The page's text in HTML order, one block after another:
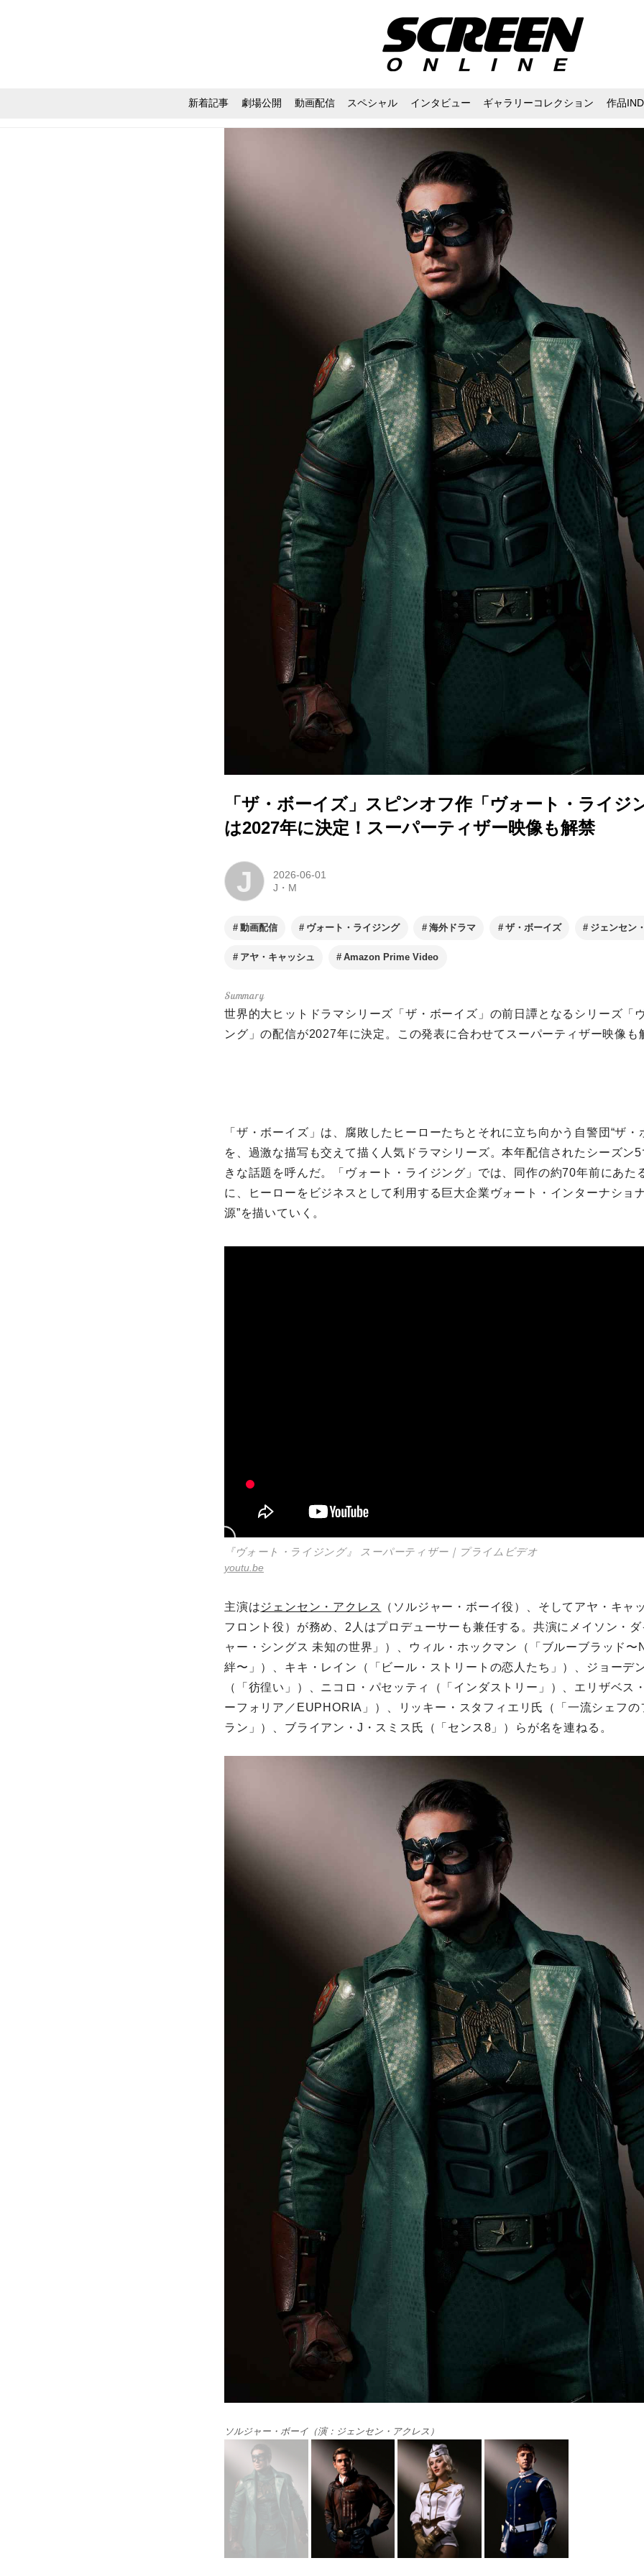
新着記事 劇場公開 動画配信 スペシャル インタビュー ギャラリーコレクション 作品
「ザ・ボーイズ」スピンオフ作「ヴォート・ライジ
は2027年に決定！スーパーティザー映像も解禁
J
2026-06-01
J・M
動画配信 ヴォート・ライジング 海外ドラマ ザ・ボーイズ ジェンセン
アヤ・キャッシュ Amazon Prime Video
世界的大ヒットドラマシリーズ「ザ・ボーイズ 」の前日譚となるシリーズ「
ング 」の配信が2027年に決定。この発表に合わせてスーパーティザー映像も
「ザ・ボーイズ」は、腐敗したヒーローたちとそれに立ち向かう自警団“ザ・
を、過激な描写も交えて描く人気ドラマシリーズ。本年配信されたシーズン
きな話題を呼んだ。「ヴォート・ライジング」では、同作の約70年前にあた
に、ヒーローをビジネスとして利用する巨大企業ヴォート・インターナショ
源”を描いていく。
『ヴォート・ライジング』 スーパーティザー｜プライムビデオ
youtu.be
主演はジェンセン・アクレス
（ソルジャー・ボーイ役）、そしてアヤ・キャ
フロント役）が務め、2人はプロデューサーも兼任する。共演にメイソン・
ャー・シングス 未知の世界」）、ウィル・ホックマン（「ブルーブラッド〜
絆〜」）、キキ・レイン（「ビール・ストリートの恋人たち」）、ジョーデ
（「彷徨い」）、ニコロ・パセッティ（「インダストリー」）、エリザベス
ーフォリア／EUPHORIA」）、リッキー・スタフィエリ氏（「一流シェフの
ラン」）、ブライアン・J・スミス氏（「センス8」）らが名を連ねる。
ソルジャー・ボーイ（演：ジェンセン・アクレス）